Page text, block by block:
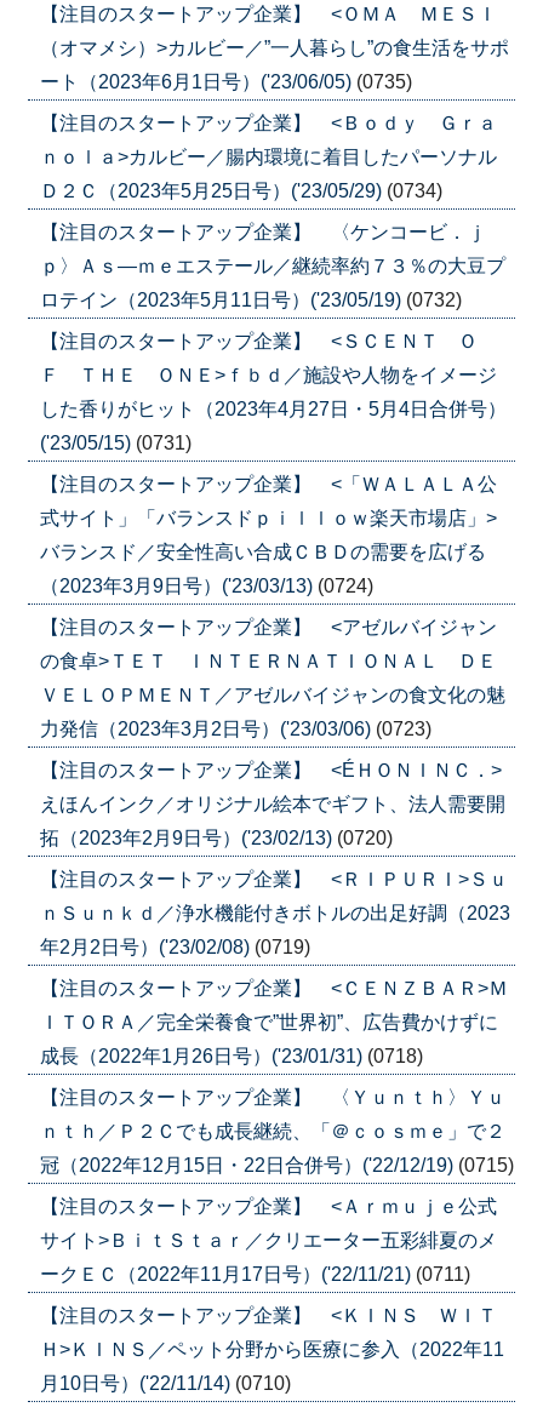
【注目のスタートアップ企業】 <ＯＭＡ ＭＥＳＩ
（オマメシ）>カルビー／”一人暮らし”の食生活をサポ
ート（2023年6月1日号）('23/06/05) (0735)
【注目のスタートアップ企業】 <Ｂｏｄｙ Ｇｒａ
ｎｏｌａ>カルビー／腸内環境に着目したパーソナル
Ｄ２Ｃ（2023年5月25日号）('23/05/29) (0734)
【注目のスタートアップ企業】 〈ケンコービ．ｊ
ｐ〉Ａｓ―ｍｅエステール／継続率約７３％の大豆プ
ロテイン（2023年5月11日号）('23/05/19) (0732)
【注目のスタートアップ企業】 <ＳＣＥＮＴ Ｏ
Ｆ ＴＨＥ ＯＮＥ>ｆｂｄ／施設や人物をイメージ
した香りがヒット（2023年4月27日・5月4日合併号）
('23/05/15) (0731)
【注目のスタートアップ企業】 <「ＷＡＬＡＬＡ公
式サイト」「バランスドｐｉｌｌｏｗ楽天市場店」>
バランスド／安全性高い合成ＣＢＤの需要を広げる
（2023年3月9日号）('23/03/13) (0724)
【注目のスタートアップ企業】 <アゼルバイジャン
の食卓>ＴＥＴ ＩＮＴＥＲＮＡＴＩＯＮＡＬ ＤＥ
ＶＥＬＯＰＭＥＮＴ／アゼルバイジャンの食文化の魅
力発信（2023年3月2日号）('23/03/06) (0723)
【注目のスタートアップ企業】 <ÉＨＯＮＩＮＣ．>
えほんインク／オリジナル絵本でギフト、法人需要開
拓（2023年2月9日号）('23/02/13) (0720)
【注目のスタートアップ企業】 <ＲＩＰＵＲＩ>Ｓｕ
ｎＳｕｎｋｄ／浄水機能付きボトルの出足好調（2023
年2月2日号）('23/02/08) (0719)
【注目のスタートアップ企業】 <ＣＥＮＺＢＡＲ>Ｍ
ＩＴＯＲＡ／完全栄養食で”世界初”、広告費かけずに
成長（2022年1月26日号）('23/01/31) (0718)
【注目のスタートアップ企業】 〈Ｙｕｎｔｈ〉Ｙｕ
ｎｔｈ／Ｐ２Ｃでも成長継続、「＠ｃｏｓｍｅ」で２
冠（2022年12月15日・22日合併号）('22/12/19) (0715)
【注目のスタートアップ企業】 <Ａｒｍｕｊｅ公式
サイト>ＢｉｔＳｔａｒ／クリエーター五彩緋夏のメ
ークＥＣ（2022年11月17日号）('22/11/21) (0711)
【注目のスタートアップ企業】 <ＫＩＮＳ ＷＩＴ
Ｈ>ＫＩＮＳ／ペット分野から医療に参入（2022年11
月10日号）('22/11/14) (0710)